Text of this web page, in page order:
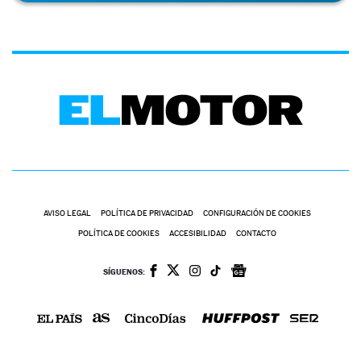
AVISO LEGAL POLÍTICA DE PRIVACIDAD CONFIGURACIÓN DE COOKIES
POLÍTICA DE COOKIES ACCESIBILIDAD CONTACTO
SÍGUENOS: